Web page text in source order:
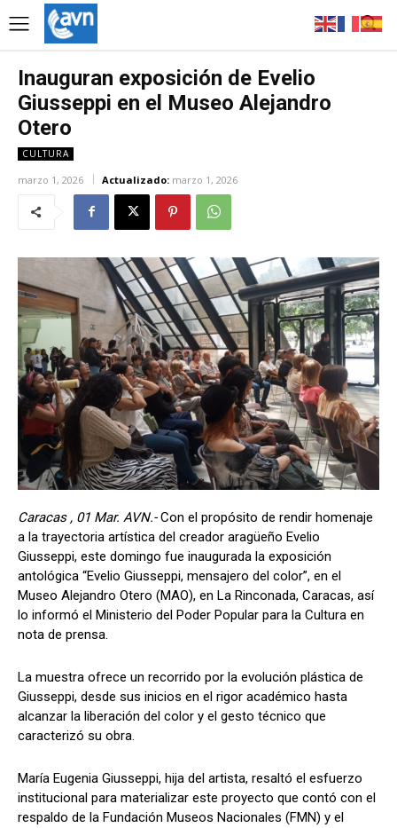
Inauguran exposición de Evelio
Giusseppi en el Museo Alejandro
Otero
CULTURA
marzo 1, 2026 Actualizado: marzo 1, 2026
Caracas , 01 Mar. AVN.-Con el propósito de rendir homenaje
a la trayectoria artística del creador aragüeño Evelio
Giusseppi, este domingo fue inaugurada la exposición
antológica “Evelio Giusseppi, mensajero del color”, en el
Museo Alejandro Otero (MAO), en La Rinconada, Caracas, así
lo informó el Ministerio del Poder Popular para la Cultura en
nota de prensa.
La muestra ofrece un recorrido por la evolución plástica de
Giusseppi, desde sus inicios en el rigor académico hasta
alcanzar la liberación del color y el gesto técnico que
caracterizó su obra.
María Eugenia Giusseppi, hija del artista, resaltó el esfuerzo
institucional para materializar este proyecto que contó con el
respaldo de la Fundación Museos Nacionales (FMN) y el